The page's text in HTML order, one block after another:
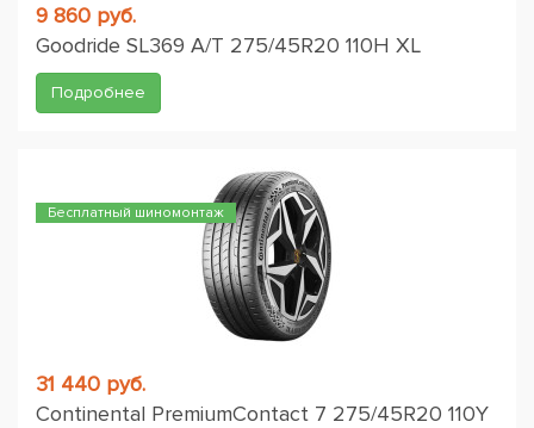
9 860 руб.
Goodride SL369 A/T 275/45R20 110H XL
Подробнее
Бесплатный шиномонтаж
31 440 руб.
Continental PremiumContact 7 275/45R20 110Y